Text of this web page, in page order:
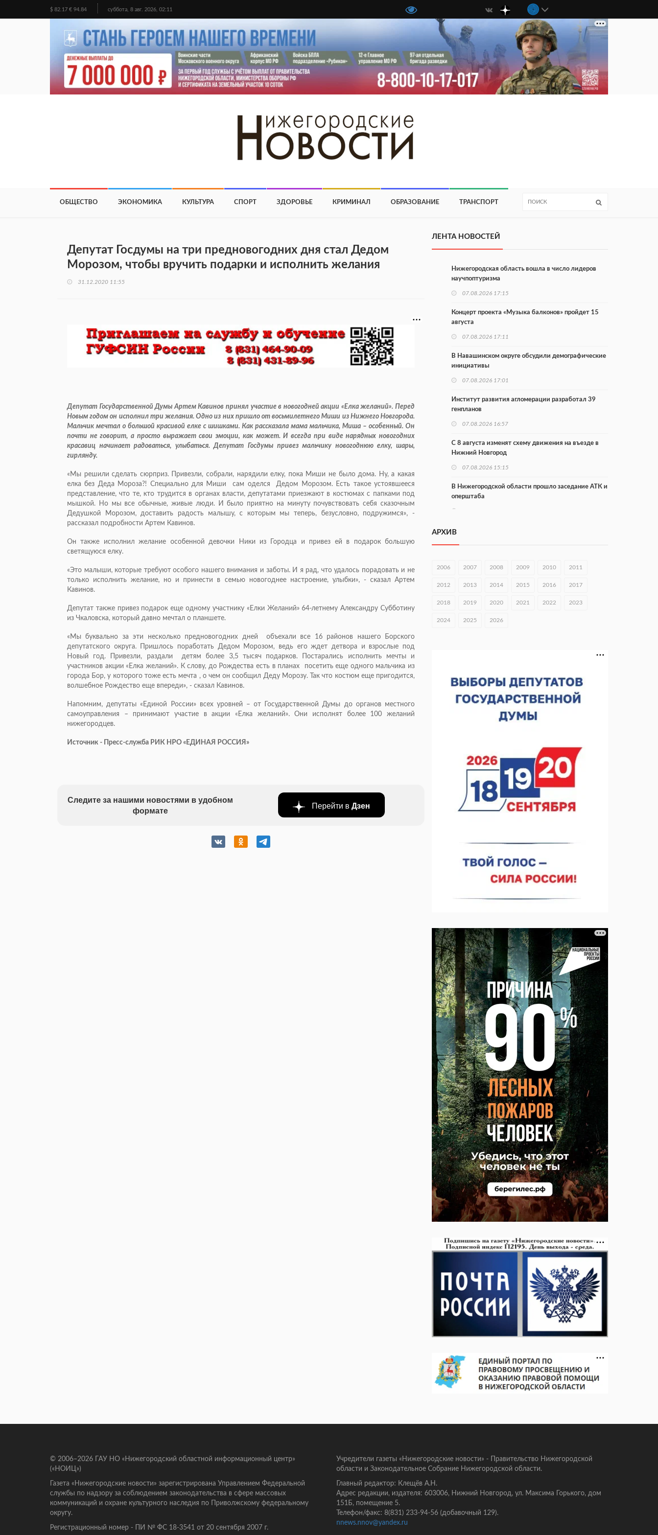
$ 82.17 € 94.84 суббота, 8 авг. 2026, 02:11
ОБЩЕСТВО ЭКОНОМИКА КУЛЬТУРА СПОРТ ЗДОРОВЬЕ КРИМИНАЛ ОБРАЗОВАНИЕ ТРАНСПОРТ
Депутат Госдумы на три предновогодних дня стал Дедом
Морозом, чтобы вручить подарки и исполнить желания
31.12.2020 11:55
Депутат Государственной Думы Артем Кавинов принял участие в новогодней акции «Елка желаний». Перед
Новым годом он исполнил три желания. Одно из них пришло от восьмилетнего Миши из Нижнего Новгорода.
Мальчик мечтал о большой красивой елке с шишками. Как рассказала мама мальчика, Миша – особенный. Он
почти не говорит, а просто выражает свои эмоции, как может. И всегда при виде нарядных новогодних
красавиц начинает радоваться, улыбаться. Депутат Госдумы привез мальчику новогоднюю елку, шары,
гирлянду.
«Мы решили сделать сюрприз. Привезли, собрали, нарядили елку, пока Миши не было дома. Ну, а какая
елка без Деда Мороза?! Специально для Миши сам оделся Дедом Морозом. Есть такое устоявшееся
представление, что те, кто трудится в органах власти, депутатами приезжают в костюмах с папками под
мышкой. Но мы все обычные, живые люди. И было приятно на минуту почувствовать себя сказочным
Дедушкой Морозом, доставить радость малышу, с которым мы теперь, безусловно, подружимся», -
рассказал подробности Артем Кавинов.
Он также исполнил желание особенной девочки Ники из Городца и привез ей в подарок большую
светящуюся елку.
«Это малыши, которые требуют особого нашего внимания и заботы. И я рад, что удалось порадовать и не
только исполнить желание, но и принести в семью новогоднее настроение, улыбки», - сказал Артем
Кавинов.
Депутат также привез подарок еще одному участнику «Елки Желаний» 64-летнему Александру Субботину
из Чкаловска, который давно мечтал о планшете.
«Мы буквально за эти несколько предновогодних дней объехали все 16 районов нашего Борского
депутатского округа. Пришлось поработать Дедом Морозом, ведь его ждет детвора и взрослые под
Новый год. Привезли, раздали детям более 3,5 тысяч подарков. Постарались исполнить мечты и
участников акции «Елка желаний». К слову, до Рождества есть в планах посетить еще одного мальчика из
города Бор, у которого тоже есть мечта , о чем он сообщил Деду Морозу. Так что костюм еще пригодится,
волшебное Рождество еще впереди», - сказал Кавинов.
Напомним, депутаты «Единой России» всех уровней – от Государственной Думы до органов местного
самоуправления – принимают участие в акции «Елка желаний». Они исполнят более 100 желаний
нижегородцев.
Источник - Пресс-служба РИК НРО «ЕДИНАЯ РОССИЯ»
Следите за нашими новостями в удобном
формате
Перейти в Дзен
ЛЕНТА НОВОСТЕЙ
Нижегородская область вошла в число лидеров
научпоптуризма
07.08.2026 17:15
Концерт проекта «Музыка балконов» пройдет 15
августа
07.08.2026 17:11
В Навашинском округе обсудили демографические
инициативы
07.08.2026 17:01
Институт развития агломерации разработал 39
генпланов
07.08.2026 16:57
С 8 августа изменят схему движения на въезде в
Нижний Новгород
07.08.2026 15:15
В Нижегородской области прошло заседание АТК и
оперштаба
В Чкаловске спустили на воду «Метеор-120Р»
07.08.2026 14:01
В Нижегородской области выбрали лучшего
07.08.2026 13:48
строителя
07.08.2026 12:15
В Нижнем Новгороде прошло совещание
Росгвардии
07.08.2026 12:04
Кратковременные перерывы вещания
телерадиопрограмм ожидаются в Нижнем
Новгороде до 16 августа в связи с покраской
телебашни
07.08.2026 11:20
АРХИВ
2006 2007 2008 2009 2010 2011
2012 2013 2014 2015 2016 2017
2018 2019 2020 2021 2022 2023
2024 2025 2026
© 2006–2026 ГАУ НО «Нижегородский областной информационный центр»
(«НОИЦ»)
Газета «Нижегородские новости» зарегистрирована Управлением Федеральной
службы по надзору за соблюдением законодательства в сфере массовых
коммуникаций и охране культурного наследия по Приволжскому федеральному
округу.
Регистрационный номер - ПИ № ФС 18-3541 от 20 сентября 2007 г.
Учредители газеты «Нижегородские новости» - Правительство Нижегородской
области и Законодательное Собрание Нижегородской области.
Главный редактор: Клещёв А.Н.
Адрес редакции, издателя: 603006, Нижний Новгород, ул. Максима Горького, дом
151Б, помещение 5.
Телефон/факс: 8(831) 233-94-56 (добавочный 129).
nnews.nnov@yandex.ru